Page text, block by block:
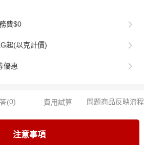
費$0
起(以克計價)
優惠
(0) 費用試算 問題商品反映流程
注意事項